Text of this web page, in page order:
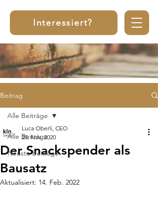
Interessiert?
Beitrag
Alle Beiträge
Neuste Beiträge
Alle Beiträge
Der Snackspender als
Bausatz
Luca Oberli, CEO
25. Nov. 2020
Aktualisiert: 14. Feb. 2022